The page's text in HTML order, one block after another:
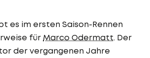
es im ersten Saison-Rennen
für Marco Odermatt. Der
der vergangenen Jahre